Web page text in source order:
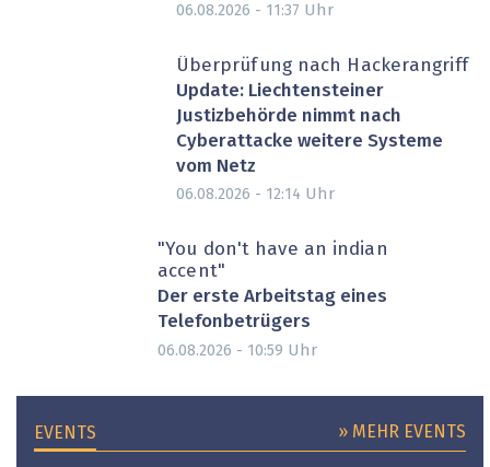
06.08.2026 - 11:37 Uhr
Überprüfung nach Hackerangriff
Update: Liechtensteiner
Justizbehörde nimmt nach
Cyberattacke weitere Systeme
vom Netz
06.08.2026 - 12:14 Uhr
"You don't have an indian
accent"
Der erste Arbeitstag eines
Telefonbetrügers
06.08.2026 - 10:59 Uhr
EVENTS » MEHR EVENTS